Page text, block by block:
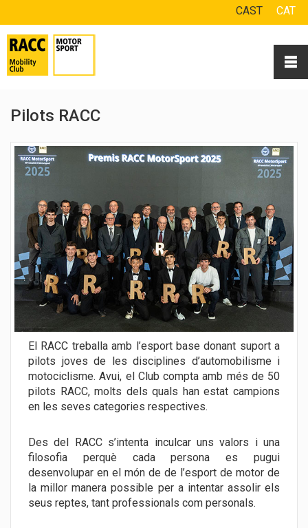
CAST CAT
Pilots RACC
El RACC treballa amb l’esport base donant suport a
pilots joves de les disciplines d’automobilisme i
motociclisme. Avui, el Club compta amb més de 50
pilots RACC, molts dels quals han estat campions
en les seves categories respectives.
Des del RACC s’intenta inculcar uns valors i una
filosofia perquè cada persona es pugui
desenvolupar en el món de de l’esport de motor de
la millor manera possible per a intentar assolir els
seus reptes, tant professionals com personals.